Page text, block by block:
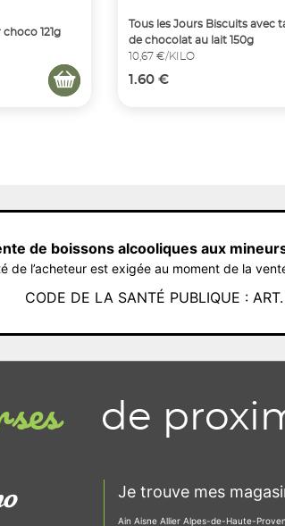
121g
Tous les Jours Biscuits avec
de chocolat au lait 150g
10,67 €/KILO
1.60 €
de boissons alcooliques aux
de l’acheteur est exigée au moment de la
CODE DE LA SANTÉ PUBLIQUE :
de
Je trouve mes
Ain Aisne Allier Alpes-de-Haute-